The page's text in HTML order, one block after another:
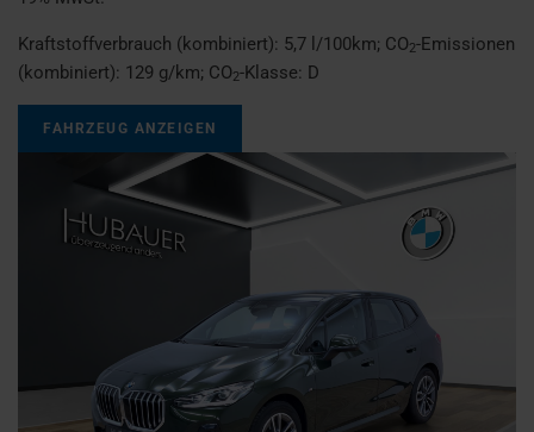
Kraftstoffverbrauch (kombiniert): 5,7 l/100km; CO2-Emissionen
(kombiniert): 129 g/km; CO2-Klasse: D
FAHRZEUG ANZEIGEN